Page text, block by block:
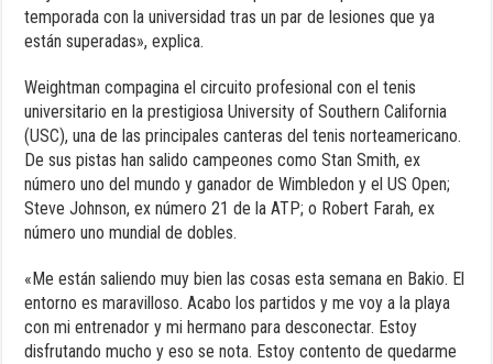
temporada con la universidad tras un par de lesiones que ya
están superadas», explica.
Weightman compagina el circuito profesional con el tenis
universitario en la prestigiosa University of Southern California
(USC), una de las principales canteras del tenis norteamericano.
De sus pistas han salido campeones como Stan Smith, ex
número uno del mundo y ganador de Wimbledon y el US Open;
Steve Johnson, ex número 21 de la ATP; o Robert Farah, ex
número uno mundial de dobles.
«Me están saliendo muy bien las cosas esta semana en Bakio. El
entorno es maravilloso. Acabo los partidos y me voy a la playa
con mi entrenador y mi hermano para desconectar. Estoy
disfrutando mucho y eso se nota. Estoy contento de quedarme